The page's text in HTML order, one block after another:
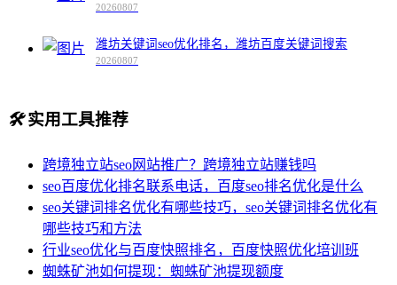
20260807
潍坊关键词seo优化排名，潍坊百度关键词搜索
20260807
🛠️实用工具推荐
跨境独立站seo网站推广？跨境独立站赚钱吗
seo百度优化排名联系电话，百度seo排名优化是什么
seo关键词排名优化有哪些技巧，seo关键词排名优化有
哪些技巧和方法
行业seo优化与百度快照排名，百度快照优化培训班
蜘蛛矿池如何提现：蜘蛛矿池提现额度